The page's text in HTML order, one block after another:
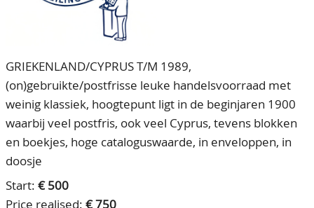
GRIEKENLAND/CYPRUS T/M 1989,
(on)gebruikte/postfrisse leuke handelsvoorraad met
weinig klassiek, hoogtepunt ligt in de beginjaren 1900
waarbij veel postfris, ook veel Cyprus, tevens blokken
en boekjes, hoge cataloguswaarde, in enveloppen, in
doosje
Start: € 500
Price realised: € 750